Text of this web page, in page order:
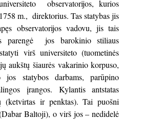
observatorijos, kurios
m., direktorius. Tas statybas jis
observatorijos vadovu, jis tais
parengė jos barokinio stiliaus
virš universiteto (tuometinės
aukštų šiaurės vakarinio korpuso,
jos statybos darbams, parūpino
įrangos. Kylantis antstatas
(ketvirtas ir penktas). Tai puošni
Baltoji), o virš jos – nedidelė